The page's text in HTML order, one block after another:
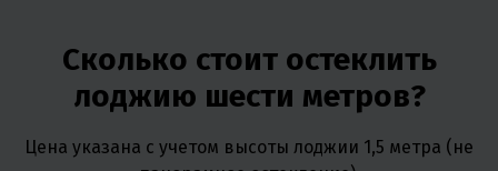
Сколько стоит остеклить
лоджию шести метров?
Цена указана с учетом высоты лоджии 1,5 метра (не